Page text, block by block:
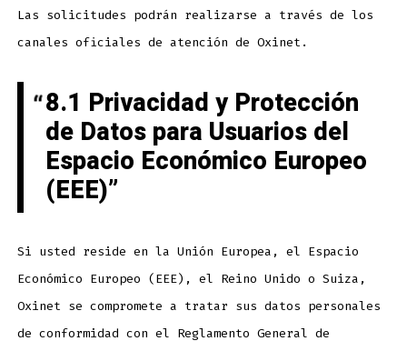
Las solicitudes podrán realizarse a través de los
canales oficiales de atención de Oxinet.
8.1 Privacidad y Protección
de Datos para Usuarios del
Espacio Económico Europeo
(EEE)
Si usted reside en la Unión Europea, el Espacio
Económico Europeo (EEE), el Reino Unido o Suiza,
Oxinet se compromete a tratar sus datos personales
de conformidad con el Reglamento General de